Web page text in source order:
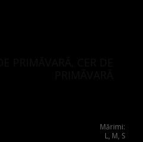
Mărimi:
L, M, S